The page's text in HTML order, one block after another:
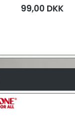
99,00 DKK